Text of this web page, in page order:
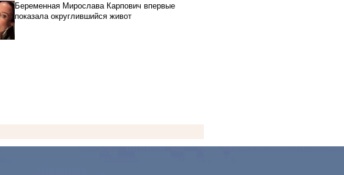
Беременная Мирослава Карпович впервые
показала округлившийся живот